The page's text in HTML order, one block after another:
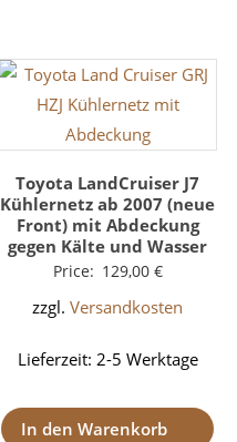
Toyota LandCruiser J7
Kühlernetz ab 2007 (neue
Front) mit Abdeckung
gegen Kälte und Wasser
Price: 129,00 €
zzgl.Versandkosten
Lieferzeit: 2-5 Werktage
In den Warenkorb